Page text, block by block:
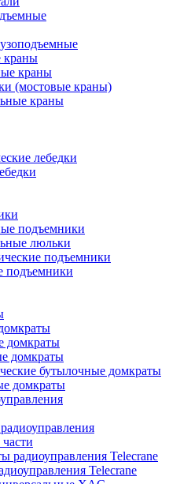
краны
краны
(мостовые краны)
краны
лебедки
подъемники
люльки
подъемники
подъемники
домкраты
домкраты
бутылочные домкраты
домкраты
радиоуправления Telecrane
Telecrane